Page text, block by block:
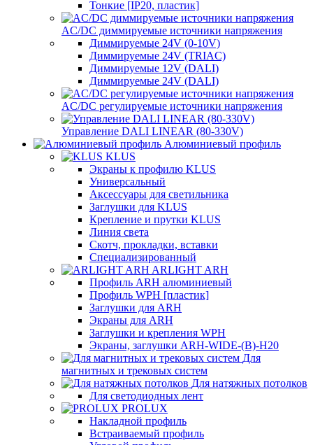
Тонкие [IP20, пластик]
AC/DC диммируемые источники напряжения
Диммируемые 24V (0-10V)
Диммируемые 24V (TRIAC)
Диммируемые 12V (DALI)
Диммируемые 24V (DALI)
AC/DC регулируемые источники напряжения
Управление DALI LINEAR (80-330V)
Алюминиевый профиль
KLUS
Экраны к профилю KLUS
Универсальный
Аксессуары для светильника
Заглушки для KLUS
Крепление и прутки KLUS
Линия света
Скотч, прокладки, вставки
Специализированный
ARLIGHT ARH
Профиль ARH алюминиевый
Профиль WPH [пластик]
Заглушки для ARH
Экраны для ARH
Заглушки и крепления WPH
Экраны, заглушки ARH-WIDE-(B)-H20
Для
магнитных и трековых систем
Для натяжных потолков
Для светодиодных лент
PROLUX
Накладной профиль
Встраиваемый профиль